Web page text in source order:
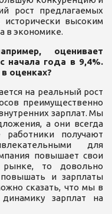
рост предлагаемых
высоким
в экономике.
оценивает
начала года в 9,4%.
оценках?
на реальный рост
преимущественно
зарплат. Мы
а они всегда
получают
для
повышает свои
то довольно
и зарплаты
сказать, что мы в
зарплат на